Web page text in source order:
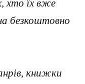
хто їх вже
безкоштовно
книжки